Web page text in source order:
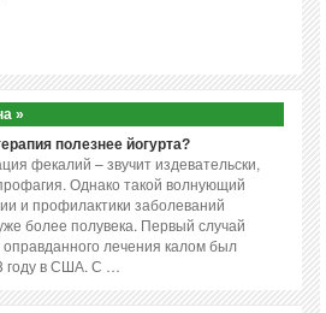
»
полезнее йогурта?
фекалий – звучит издевательски,
Однако такой волнующий
и профилактики заболеваний
более полувека. Первый случай
лечения калом был
году в США. С …